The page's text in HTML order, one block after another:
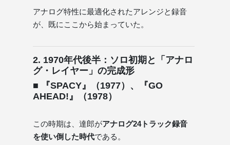
アナログ特性に最適化されたアレンジと録音
が、既にここから始まっていた。
2. 1970年代後半：ソロ初期と「アナロ
グ・レイヤー」の完成形
■ 『SPACY』（1977）、『GO
AHEAD!』（1978）
この時期は、達郎がアナログ24トラック録音
を使い倒した時代である。